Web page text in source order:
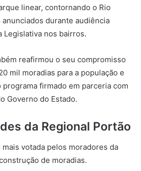
linear, contornando o Rio
durante audiência
Legislativa nos bairros.
reafirmou o seu compromisso
mil moradias para a população e
firmado em parceria com
Governo do Estado.
da Regional Portão
votada pelos moradores da
de moradias.